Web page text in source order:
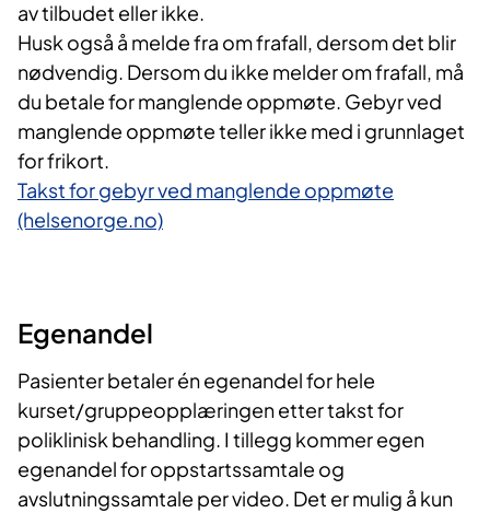
av tilbudet eller ikke.
​Husk også å melde fra om frafall, dersom det blir
nødvendig. Dersom du ikke melder om frafall, må
du betale for manglende oppmøte. Gebyr ved
manglende oppmøte teller ikke med i grunnlaget
for frikort.
Takst for gebyr ved manglende oppmøte
(helsenorge.no)​
​Egenandel
Pasienter betaler én egenandel for hele
kurset/gruppeopplæringen etter takst for
poliklinisk behandling. I tillegg kommer egen
egenandel for oppstartssamtale og
avslutningssamtale per video. Det er mulig å kun